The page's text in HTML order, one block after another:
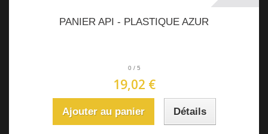
PANIER API - PLASTIQUE AZUR
0 / 5
19,02 €
Ajouter au panier Détails